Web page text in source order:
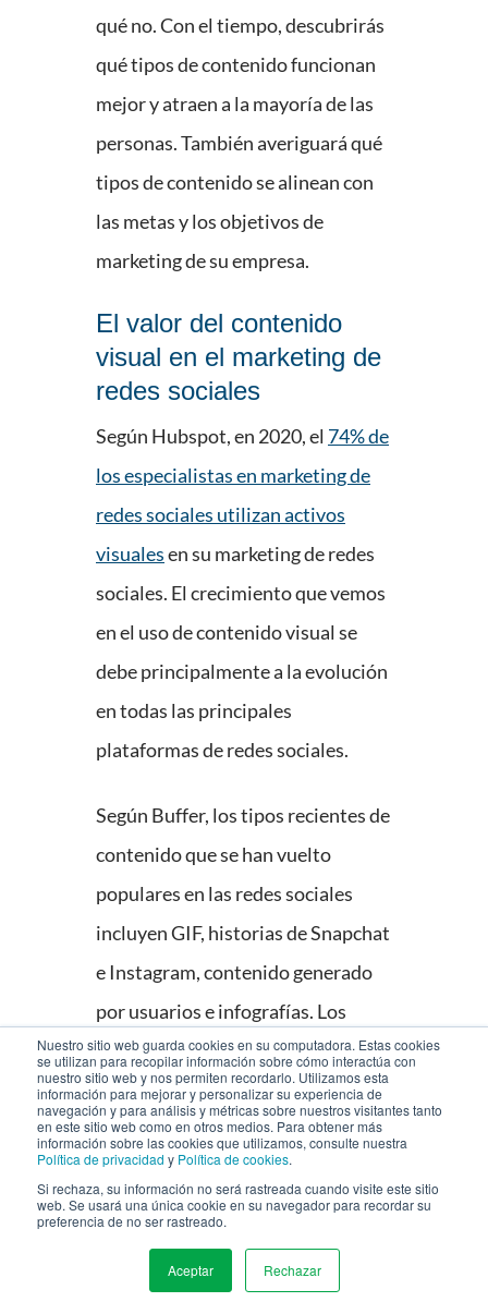
Nuestro sitio web guarda cookies en su computadora. Estas cookies
se utilizan para recopilar información sobre cómo interactúa con
nuestro sitio web y nos permiten recordarlo. Utilizamos esta
información para mejorar y personalizar su experiencia de
navegación y para análisis y métricas sobre nuestros visitantes tanto
en este sitio web como en otros medios. Para obtener más
información sobre las cookies que utilizamos, consulte nuestra
Política de privacidad y Política de cookies.
Si rechaza, su información no será rastreada cuando visite este sitio
web. Se usará una única cookie en su navegador para recordar su
preferencia de no ser rastreado.
Aceptar Rechazar
qué no. Con el tiempo, descubrirás
qué tipos de contenido funcionan
mejor y atraen a la mayoría de las
personas. También averiguará qué
tipos de contenido se alinean con
las metas y los objetivos de
marketing de su empresa.
El valor del contenido
visual en el marketing de
redes sociales
Según Hubspot, en 2020, el 74% de
los especialistas en marketing de
redes sociales utilizan activos
visualesen su marketing de redes
sociales. El crecimiento que vemos
en el uso de contenido visual se
debe principalmente a la evolución
en todas las principales
plataformas de redes sociales.
Según Buffer, los tipos recientes de
contenido que se han vuelto
populares en las redes sociales
incluyen GIF, historias de Snapchat
e Instagram, contenido generado
por usuarios e infografías. Los
seres humanos anhelan la
variedad, y estos ejemplos de
contenido que muchas marcas han
estado utilizando mantienen a sus
audiencias alerta.
Cómo involucrar a